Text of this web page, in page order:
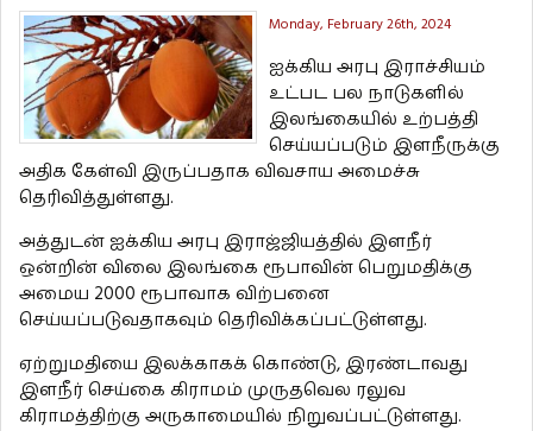
Monday, February 26th, 2024
ஐக்கிய அரபு இராச்சியம்
உட்பட பல நாடுகளில்
இலங்கையில் உற்பத்தி
செய்யப்படும் இளநீருக்கு
அதிக கேள்வி இருப்பதாக விவசாய அமைச்சு
தெரிவித்துள்ளது.
அத்துடன் ஐக்கிய அரபு இராஜ்ஜியத்தில் இளநீர்
ஒன்றின் விலை இலங்கை ரூபாவின் பெறுமதிக்கு
அமைய 2000 ரூபாவாக விற்பனை
செய்யப்படுவதாகவும் தெரிவிக்கப்பட்டுள்ளது.
ஏற்றுமதியை இலக்காகக் கொண்டு, இரண்டாவது
இளநீர் செய்கை கிராமம் முருதவெல ரலுவ
கிராமத்திற்கு அருகாமையில் நிறுவப்பட்டுள்ளது.